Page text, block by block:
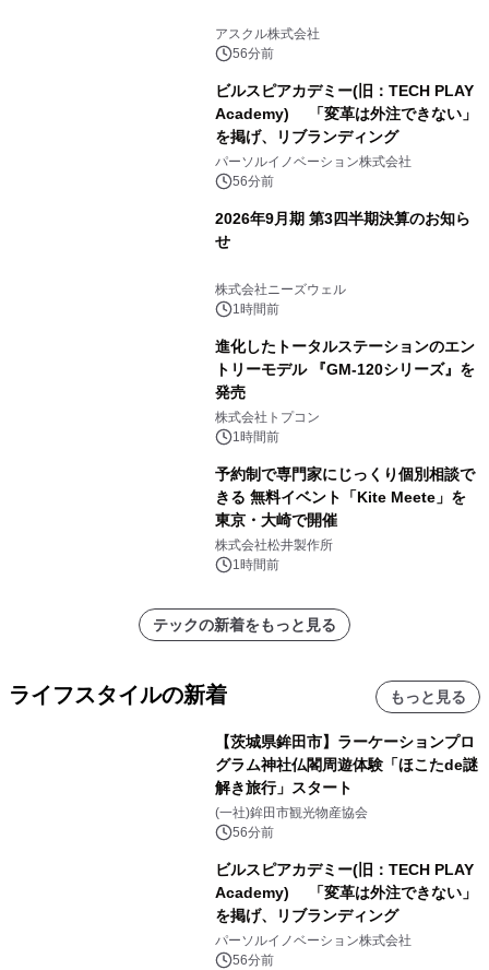
アスクル株式会社
56分前
ビルスピアカデミー(旧：TECH PLAY
Academy) 「変革は外注できない」
を掲げ、リブランディング
パーソルイノベーション株式会社
56分前
2026年9月期 第3四半期決算のお知ら
せ
株式会社ニーズウェル
1時間前
進化したトータルステーションのエン
トリーモデル 『GM-120シリーズ』を
発売
株式会社トプコン
1時間前
予約制で専門家にじっくり個別相談で
きる 無料イベント「Kite Meete」を
東京・大崎で開催
株式会社松井製作所
1時間前
テックの新着をもっと見る
ライフスタイルの新着 もっと見る
【茨城県鉾田市】ラーケーションプロ
グラム神社仏閣周遊体験「ほこたde謎
解き旅行」スタート
(一社)鉾田市観光物産協会
56分前
ビルスピアカデミー(旧：TECH PLAY
Academy) 「変革は外注できない」
を掲げ、リブランディング
パーソルイノベーション株式会社
56分前